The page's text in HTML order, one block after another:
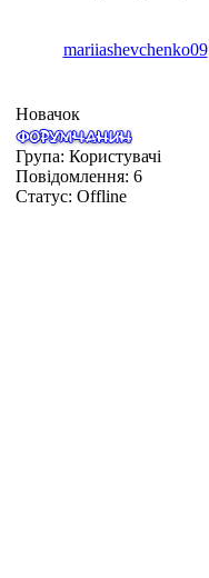
mariiashevchenko09
Новачок
Група: Користувачі
Повідомлення: 6
Статус: Offline